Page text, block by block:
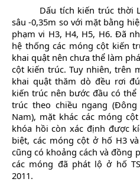
Dấu tích kiến trúc thời
sâu -0,35m so với mặt bằng
phạm vi H3, H4, H5, H6. Đã
hệ thống các móng cột kiến
khai quật nên chưa thể làm
cột kiến trúc. Tuy nhiên, trên
khai quật thăm dò đều rơi
kiến trúc nên bước đầu có
trúc theo chiều ngang
Nam), mặt khác các móng
khóa hồi còn xác định được
biệt, các móng cột ở hố H3
cũng có khoảng cách và đồng
các móng đã phát lộ ở hố
2011.